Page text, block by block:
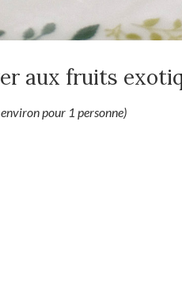
aux fruits
pour 1 personne)